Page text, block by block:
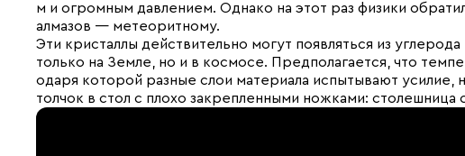
м и огромным давлением. Однако на этот раз физики
алмазов — метеоритному.
Эти кристаллы действительно могут появляться из
только на Земле, но и в космосе. Предполагается, что
одаря которой разные слои материала испытывают
толчок в стол с плохо закрепленными ножками: